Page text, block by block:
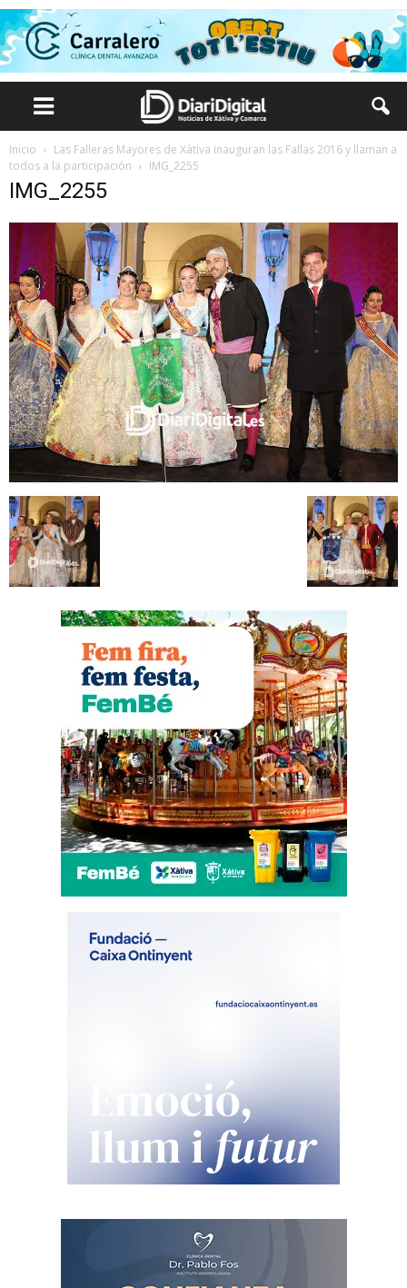
Inicio
Las Falleras Mayores de Xàtiva inauguran las Fallas 2016 y llaman a
todos a la participación
IMG_2255
IMG_2255